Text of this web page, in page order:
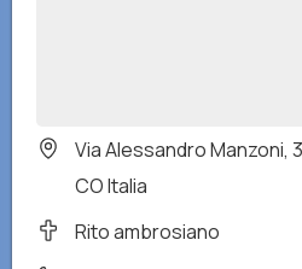
Via Alessandro Manzoni,
CO Italia
Rito ambrosiano